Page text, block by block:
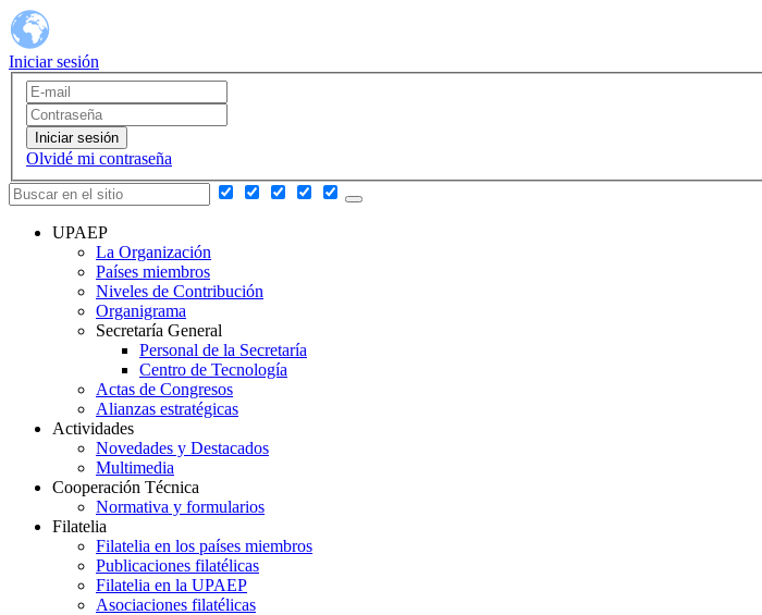
Iniciar sesión
Iniciar sesión
Olvidé mi contraseña
UPAEP
La Organización
Países miembros
Niveles de Contribución
Organigrama
Secretaría General
Personal de la Secretaría
Centro de Tecnología
Actas de Congresos
Alianzas estratégicas
Actividades
Novedades y Destacados
Multimedia
Cooperación Técnica
Normativa y formularios
Filatelia
Filatelia en los países miembros
Publicaciones filatélicas
Filatelia en la UPAEP
Asociaciones filatélicas